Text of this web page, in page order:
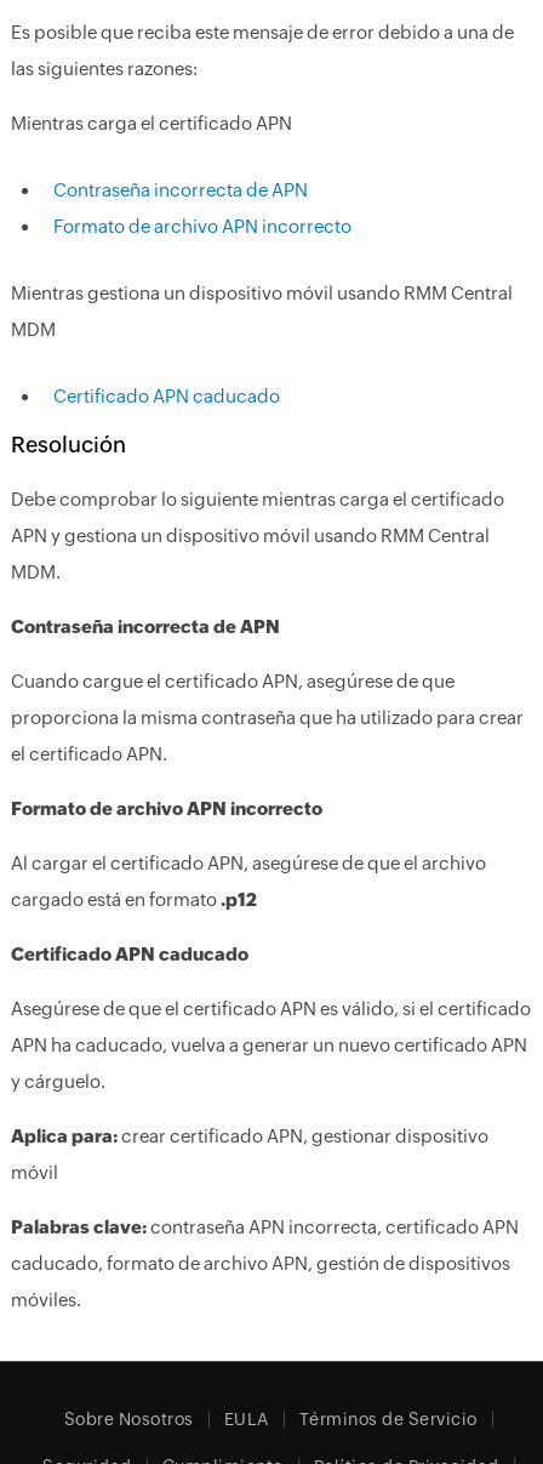
Es posible que reciba este mensaje de error debido a una de
las siguientes razones:
Mientras carga el certificado APN
Contraseña incorrecta de APN
Formato de archivo APN incorrecto
Mientras gestiona un dispositivo móvil usando RMM Central
MDM
Certificado APN caducado
Resolución
Debe comprobar lo siguiente mientras carga el certificado
APN y gestiona un dispositivo móvil usando RMM Central
MDM.
Contraseña incorrecta de APN
Cuando cargue el certificado APN, asegúrese de que
proporciona la misma contraseña que ha utilizado para crear
el certificado APN.
Formato de archivo APN incorrecto
Al cargar el certificado APN, asegúrese de que el archivo
cargado está en formato.p12
Certificado APN caducado
Asegúrese de que el certificado APN es válido, si el certificado
APN ha caducado, vuelva a generar un nuevo certificado APN
y cárguelo.
Aplica para:crear certificado APN, gestionar dispositivo
móvil
Palabras clave:contraseña APN incorrecta, certificado APN
caducado, formato de archivo APN, gestión de dispositivos
móviles.
Sobre Nosotros EULA Términos de Servicio